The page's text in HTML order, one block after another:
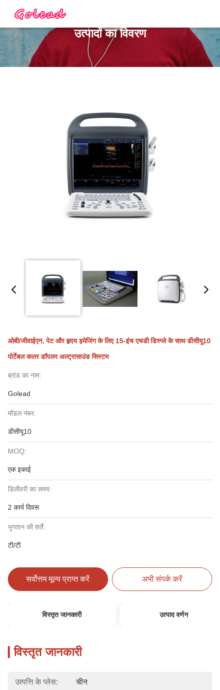
उत्पादों का विवरण
ओबी/जीवाईएन, पेट और हृदय इमेजिंग के लिए 15-इंच एचडी डिस्प्ले के साथ डीसीयू10
पोर्टेबल कलर डॉपलर अल्ट्रासाउंड सिस्टम
ब्रांड का नाम:
Golead
मॉडल नंबर:
डीसीयू10
MOQ:
एक इकाई
डिलीवरी का समय:
2 कार्य दिवस
भुगतान की शर्तें:
टी/टी
सर्वोत्तम मूल्य प्राप्त करें अभी संपर्क करें
विस्तृत जानकारी उत्पाद वर्णन
विस्तृत जानकारी
उत्पत्ति के प्लेस: चीन